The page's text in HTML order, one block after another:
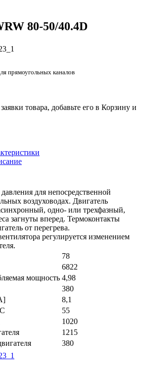
80-50/40.4D
прямоугольных каналов
товара, добавьте его в Корзину и
для непосредственной
воздуховодах. Двигатель
одно- или трехфазный,
загнуты вперед. Термоконтакты
от перегрева.
регулируется изменением
78
6822
мощность 4,98
380
8,1
55
1020
1215
380